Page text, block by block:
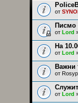
от
Писмо
от Lord
На
от Lord
Важни
от
от Lord